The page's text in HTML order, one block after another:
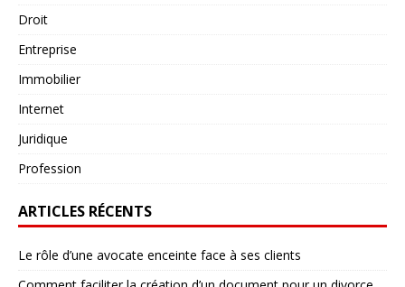
Droit
Entreprise
Immobilier
Internet
Juridique
Profession
ARTICLES RÉCENTS
Le rôle d’une avocate enceinte face à ses clients